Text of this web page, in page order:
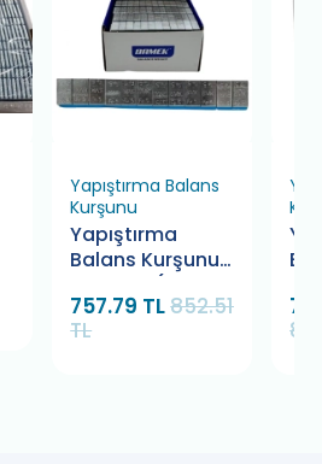
Yapıştırma Balans
Kurşunu
Yapıştırma
Balans Kurşunu
5x5 BMK (100
Adet)
757.79 TL852.51
TL